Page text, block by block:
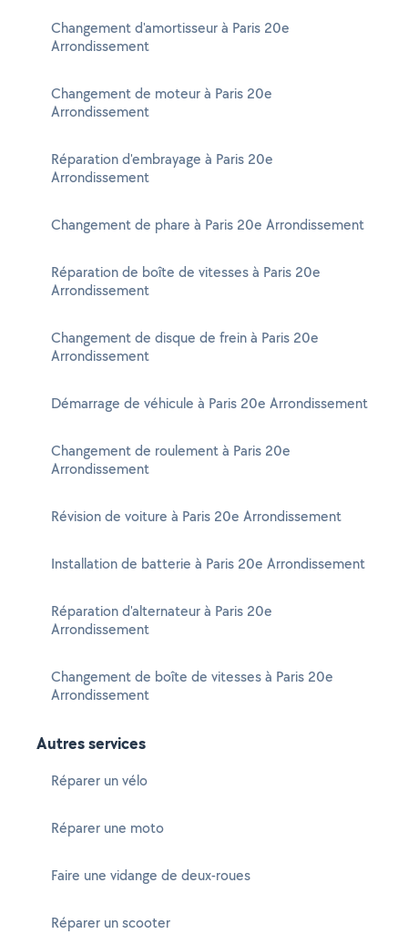
Changement d'amortisseur à Paris 20e
Arrondissement
Changement de moteur à Paris 20e
Arrondissement
Réparation d'embrayage à Paris 20e
Arrondissement
Changement de phare à Paris 20e Arrondissement
Réparation de boîte de vitesses à Paris 20e
Arrondissement
Changement de disque de frein à Paris 20e
Arrondissement
Démarrage de véhicule à Paris 20e Arrondissement
Changement de roulement à Paris 20e
Arrondissement
Révision de voiture à Paris 20e Arrondissement
Installation de batterie à Paris 20e Arrondissement
Réparation d'alternateur à Paris 20e
Arrondissement
Changement de boîte de vitesses à Paris 20e
Arrondissement
Autres services
Réparer un vélo
Réparer une moto
Faire une vidange de deux-roues
Réparer un scooter